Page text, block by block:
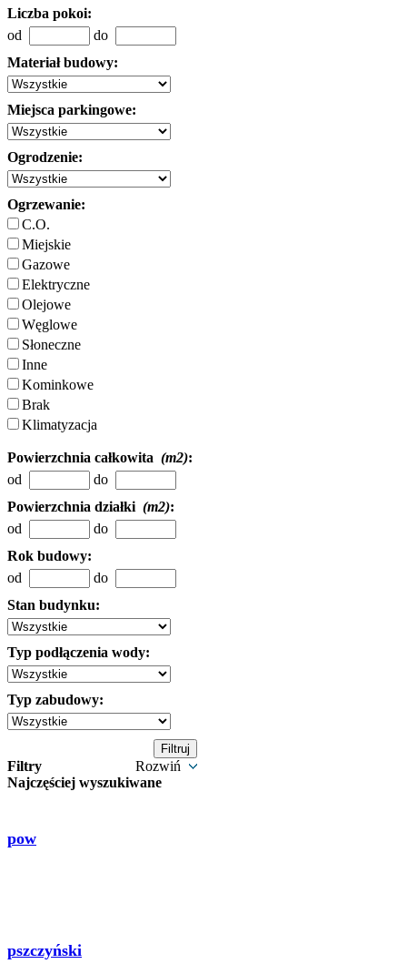
Liczba pokoi:
od
do
Materiał budowy:
Miejsca parkingowe:
Ogrodzenie:
Ogrzewanie:
C.O.
Miejskie
Gazowe
Elektryczne
Olejowe
Węglowe
Słoneczne
Inne
Kominkowe
Brak
Klimatyzacja
Powierzchnia całkowita (m2):
od
do
Powierzchnia działki (m2):
od
do
Rok budowy:
od
do
Stan budynku:
Typ podłączenia wody:
Typ zabudowy:
Filtry
Rozwiń
Najczęściej wyszukiwane
pow
pszczyński